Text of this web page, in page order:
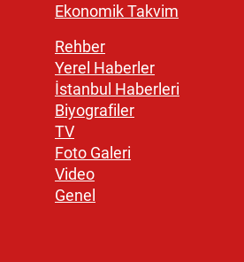
Ekonomik Takvim
Rehber
Yerel Haberler
İstanbul Haberleri
Biyografiler
TV
Foto Galeri
Video
Genel